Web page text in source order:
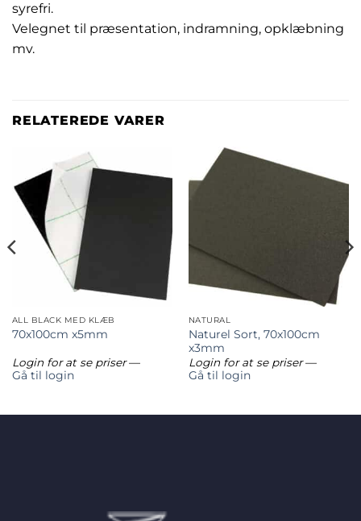
syrefri.
Velegnet til præsentation, indramning, opklæbning
mv.
RELATEREDE VARER
ALL BLACK MED KLÆB
70x100cm x5mm
Login for at se priser—
Gå til login
NATURAL
Naturel Sort, 70x100cm
x3mm
Login for at se priser—
Gå til login